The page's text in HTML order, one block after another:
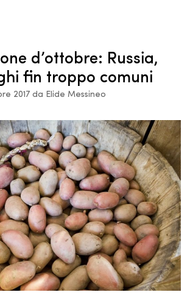
d’ottobre: Russia,
fin troppo comuni
2017 da Elide Messineo